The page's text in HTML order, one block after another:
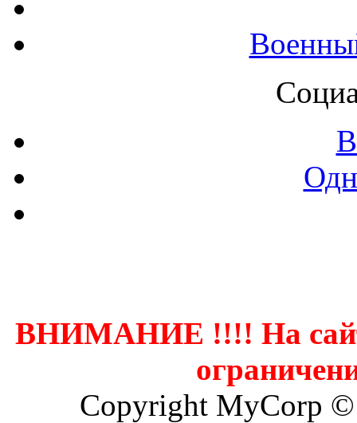
ВНИМАНИЕ !!!! На
Copyright MyCorp